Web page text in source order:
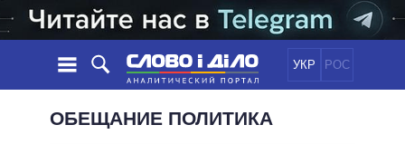
УКР РОС
НОВОСТИ
ОБЕЩАНИЕ ПОЛИТИКА